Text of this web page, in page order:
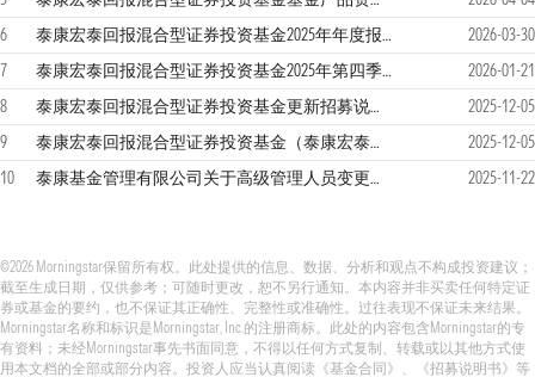
6
泰康宏泰回报混合型证券投资基金2025年年度报告
2026-03-30
7
泰康宏泰回报混合型证券投资基金2025年第四季度报告
2026-01-21
8
泰康宏泰回报混合型证券投资基金更新招募说明书(2025年第1次更新)
2025-12-05
9
泰康宏泰回报混合型证券投资基金（泰康宏泰回报混合A份额）基金产品资料概要更新
2025-12-05
10
泰康基金管理有限公司关于高级管理人员变更的公告 2025-11-22
©2026 Morningstar保留所有权。此处提供的信息、数据、分析和观点不构成投资建议；
截至生成日期，仅供参考；可随时更改，恕不另行通知。本内容并非买卖任何特定证
券或基金的要约，也不保证其正确性、完整性或准确性。过往表现不保证未来结果。
Morningstar名称和标识是Morningstar, Inc.的注册商标。此处的内容包含Morningstar的专
有资料；未经Morningstar事先书面同意，不得以任何方式复制、转载或以其他方式使
用本文档的全部或部分内容。投资人应当认真阅读《基金合同》、《招募说明书》等